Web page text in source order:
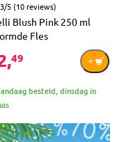
5 (10 reviews)
Blush Pink 250 ml
Fles
49
besteld, dinsdag in